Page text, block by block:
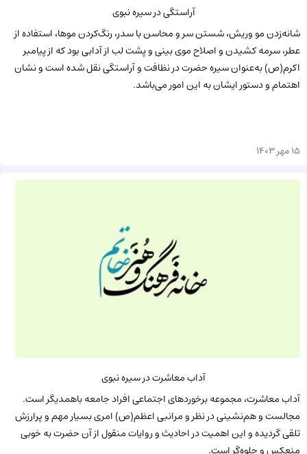
آراستگی در سیره نبوی
شانه‌زدن مو وریش، شستن سر و محاسن با سدر، رنگ‌کردن موها، استفاده از
عطر، سرمه کشیدن و اصلاح موی بینی و پشت لب از آدابی بود که از پیامبر
اکرم(ص) به‌عنوان سیره حضرت در نظافت و آراستگی نقل شده است و نشان
اهتمام و دستور ایشان به این امور می‌باشد.
15 مهر 1403
آداب معاشرت در سیره نبوی
آداب معاشرت، مجموعه برخورد‌های اجتماعی افراد جامعه باهمدیگر است.
مجالست و هم‌نشینی در نظر و مرانبی اعظم(ص) امری بسیار مهم و پرارزش
تلقی گردیده و این اهمیت در احادیث و روایات منقول از آن حضرت به خوبی
منعکس و جلوه‌گر است.